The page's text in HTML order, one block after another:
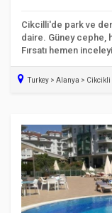
Cikcilli'de park ve
daire. Güney cephe,
Fırsatı hemen
Turkey > Alanya > Cikcikli